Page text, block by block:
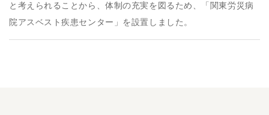
と考えられることから、体制の充実を図るため、「関東労災病
院アスベスト疾患センター」を設置しました。